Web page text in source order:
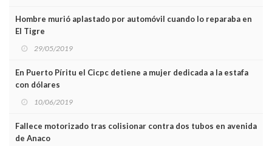
Hombre murió aplastado por automóvil cuando lo reparaba en
El Tigre
29/05/2019
En Puerto Píritu el Cicpc detiene a mujer dedicada a la estafa
con dólares
10/06/2019
Fallece motorizado tras colisionar contra dos tubos en avenida
de Anaco